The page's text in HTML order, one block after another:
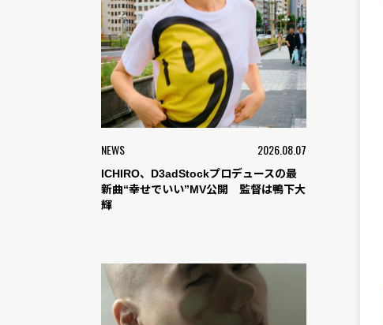
NEWS 2026.08.07
ICHIRO、D3adStockプロデュースの最
新曲“幸せでいい”MV公開 監督は鴨下大
輝